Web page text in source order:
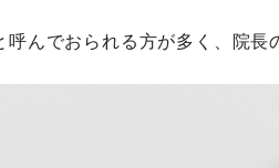
んでおられる方が多く、院長